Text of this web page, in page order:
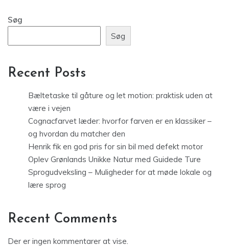
Søg
Søg
Recent Posts
Bæltetaske til gåture og let motion: praktisk uden at
være i vejen
Cognacfarvet læder: hvorfor farven er en klassiker –
og hvordan du matcher den
Henrik fik en god pris for sin bil med defekt motor
Oplev Grønlands Unikke Natur med Guidede Ture
Sprogudveksling – Muligheder for at møde lokale og
lære sprog
Recent Comments
Der er ingen kommentarer at vise.